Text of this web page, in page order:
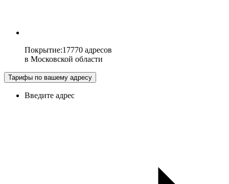
Покрытие:17770 адресов
в Московской области
Тарифы по вашему адресу
Введите адрес